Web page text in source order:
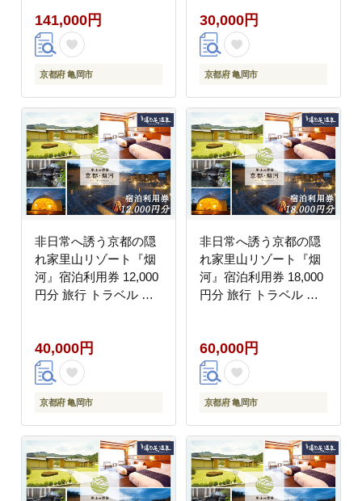
旅館 ホテル 観光 トラ
ベル チケット クーポン
旅行券 オールインクル
ーシブ 8つのサービス
141,000円
京都府 亀岡市
呂 キャンプ グランピン
グ
30,000円
京都府 亀岡市
非日常へ誘う京都の隠
れ家里山リゾート『烟
河』宿泊利用券 12,000
円分 旅行 トラベル 旅
呂 キャンプ グランピン
グ
40,000円
京都府 亀岡市
非日常へ誘う京都の隠
れ家里山リゾート『烟
河』宿泊利用券 18,000
円分 旅行 トラベル 旅
呂 キャンプ グランピン
グ
60,000円
京都府 亀岡市